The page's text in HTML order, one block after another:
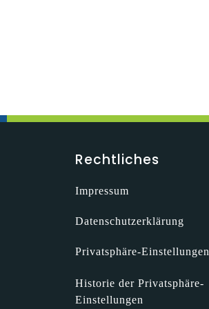
Rechtliches
Impressum
Datenschutzerklärung
Privatsphäre-Einstellungen
Historie der Privatsphäre-
Einstellungen